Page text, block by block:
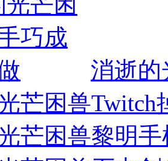
消逝的
芒困兽Twitch
芒困兽黎明